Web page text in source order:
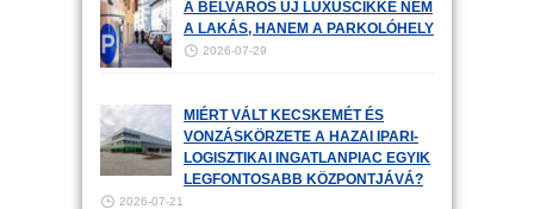
A BELVÁROS ÚJ LUXUSCIKKE NEM
A LAKÁS, HANEM A PARKOLÓHELY
2026-07-29
MIÉRT VÁLT KECSKEMÉT ÉS
VONZÁSKÖRZETE A HAZAI IPARI-
LOGISZTIKAI INGATLANPIAC EGYIK
LEGFONTOSABB KÖZPONTJÁVÁ?
2026-07-21